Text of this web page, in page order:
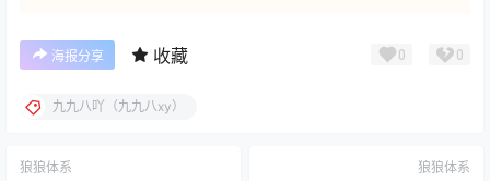
海报分享 收藏 0 0
九九八吖（九九八xy）
狼狼体系 狼狼体系